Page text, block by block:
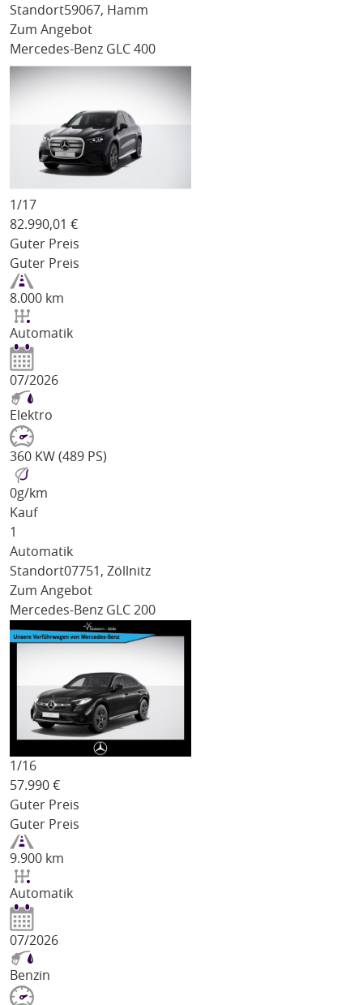
Standort59067, Hamm
Zum Angebot
Mercedes-Benz GLC 400
1/17
82.990,01 €
Guter Preis
Guter Preis
8.000 km
Automatik
07/2026
Elektro
360 KW (489 PS)
0g/km
Kauf
1
Automatik
Standort07751, Zöllnitz
Zum Angebot
Mercedes-Benz GLC 200
1/16
57.990 €
Guter Preis
Guter Preis
9.900 km
Automatik
07/2026
Benzin